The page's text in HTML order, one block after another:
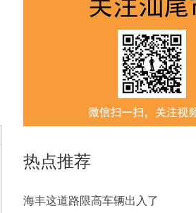
热点推荐
海丰这道路限高车辆出入了